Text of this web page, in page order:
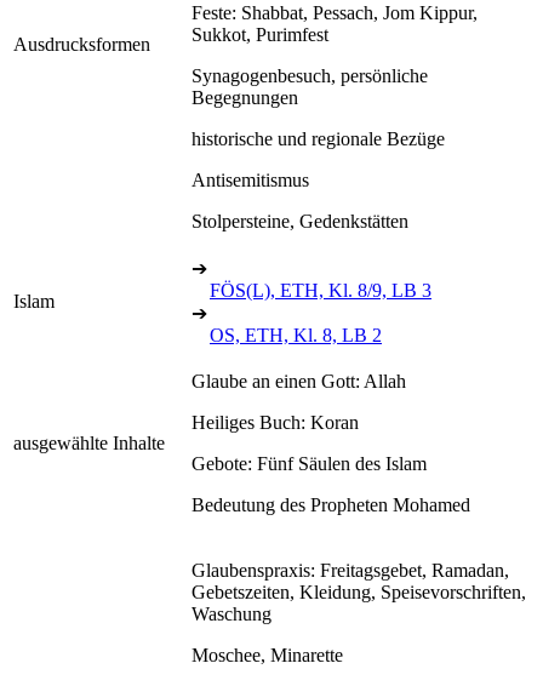
Ausdrucksformen
Feste: Shabbat, Pessach, Jom Kippur,
Sukkot, Purimfest
Synagogenbesuch, persönliche
Begegnungen
historische und regionale Bezüge
Antisemitismus
Stolpersteine, Gedenkstätten
Islam
➔
FÖS(L), ETH, Kl. 8/9, LB 3
➔
OS, ETH, Kl. 8, LB 2
ausgewählte Inhalte
Glaube an einen Gott: Allah
Heiliges Buch: Koran
Gebote: Fünf Säulen des Islam
Bedeutung des Propheten Mohamed
Glaubenspraxis: Freitagsgebet, Ramadan,
Gebetszeiten, Kleidung, Speisevorschriften,
Waschung
Moschee, Minarette